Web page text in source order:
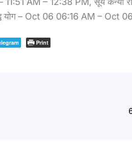
योग – Oct 06 06:16 AM –
Print